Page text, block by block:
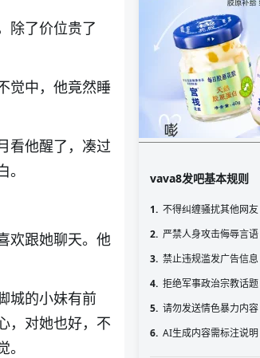
除了价位贵了
觉中，他竟然睡
看他醒了，凑过
欢跟她聊天。他
城的小妹有前
，对她也好，不
vava8发吧基本规则
1. 不得纠缠骚扰其他网友
2. 严禁人身攻击侮辱言语
3. 禁止违规滥发广告信息
4. 拒绝军事政治宗教话题
5. 请勿发送情色暴力内容
6. AI生成内容需标注说明